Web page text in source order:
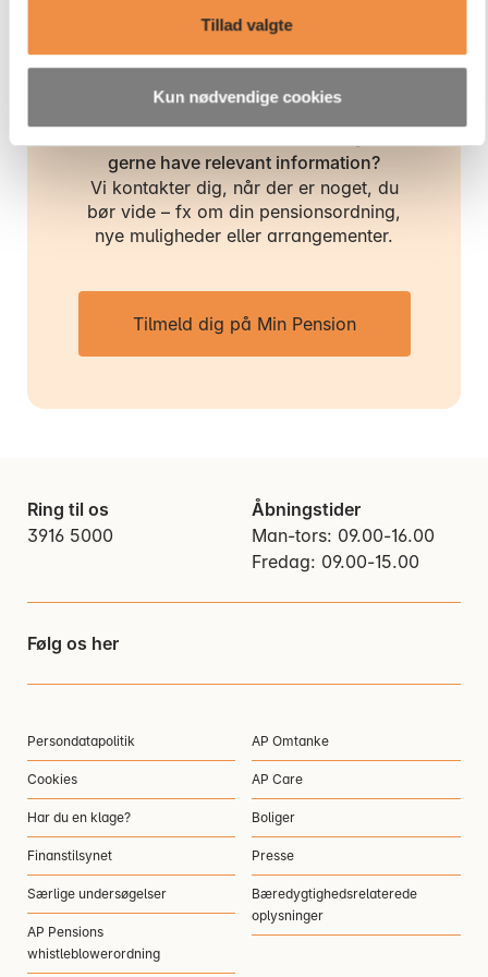
Tillad valgte
Kun nødvendige cookies
gerne have relevant information?
Vi kontakter dig, når der er noget, du
bør vide – fx om din pensionsordning,
nye muligheder eller arrangementer.
Tilmeld dig på Min Pension
Ring til os
3916 5000
Åbningstider
Man-tors: 09.00-16.00
Fredag: 09.00-15.00
Følg os her
Persondatapolitik
Cookies
Har du en klage?
Finanstilsynet
Særlige undersøgelser
AP Pensions
whistleblowerordning
AP Omtanke
AP Care
Boliger
Presse
Bæredygtighedsrelaterede
oplysninger